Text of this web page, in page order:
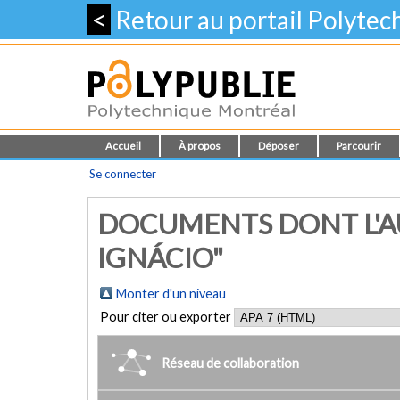
< Retour au portail
Accueil À propos Déposer Parcourir
Se connecter
DOCUMENTS DONT
IGNÁCIO"
Monter d'un niveau
Pour citer ou exporter
Réseau de collaboration